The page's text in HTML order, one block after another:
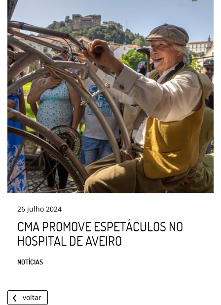
26 julho 2024
CMA PROMOVE ESPETÁCULOS NO
HOSPITAL DE AVEIRO
NOTÍCIAS
voltar